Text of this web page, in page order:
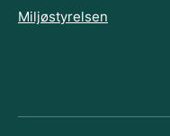
Miljøstyrelsen